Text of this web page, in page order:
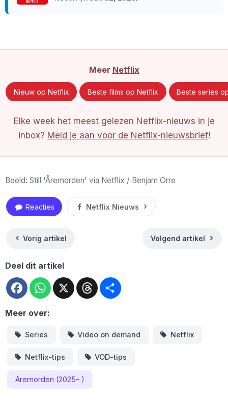
Meer Netflix
Nieuw op Netflix Beste films op Netflix Beste series
Elke week het meest gelezen Netflix-nieuws in je
inbox? Meld je aan voor de Netflix-nieuwsbrief!
Beeld: Still 'Åremorden' via Netflix / Benjam Orre
Reacties Netflix Nieuws
Vorig artikel Volgend artikel
Deel dit artikel
FacebookWhatsApp
X Threads
Meer over:
Series Video on demand Netflix
Netflix-tips VOD-tips
Åremorden (2025– )